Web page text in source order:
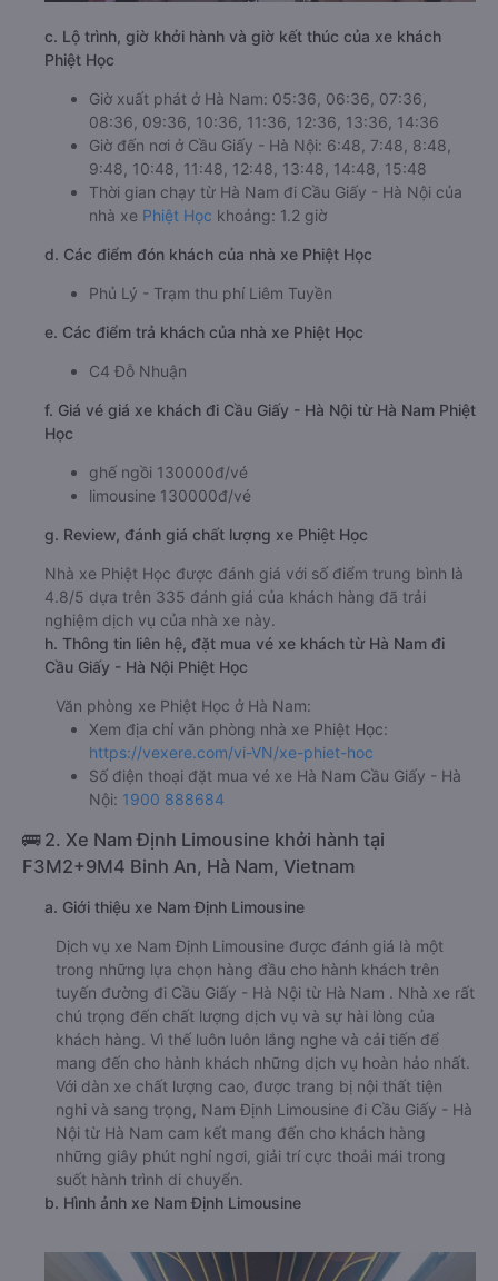
c. Lộ trình, giờ khởi hành và giờ kết thúc của xe khách
Phiệt Học
Giờ xuất phát ở Hà Nam: 05:36, 06:36, 07:36,
08:36, 09:36, 10:36, 11:36, 12:36, 13:36, 14:36
Giờ đến nơi ở Cầu Giấy - Hà Nội: 6:48, 7:48, 8:48,
9:48, 10:48, 11:48, 12:48, 13:48, 14:48, 15:48
Thời gian chạy từ Hà Nam đi Cầu Giấy - Hà Nội của
nhà xe Phiệt Học khoảng: 1.2 giờ
d. Các điểm đón khách của nhà xe Phiệt Học
Phủ Lý - Trạm thu phí Liêm Tuyền
e. Các điểm trả khách của nhà xe Phiệt Học
C4 Đỗ Nhuận
f. Giá vé giá xe khách đi Cầu Giấy - Hà Nội từ Hà Nam Phiệt
Học
ghế ngồi 130000đ/vé
limousine 130000đ/vé
g. Review, đánh giá chất lượng xe Phiệt Học
Nhà xe Phiệt Học được đánh giá với số điểm trung bình là
4.8/5 dựa trên 335 đánh giá của khách hàng đã trải
nghiệm dịch vụ của nhà xe này.
h. Thông tin liên hệ, đặt mua vé xe khách từ Hà Nam đi
Cầu Giấy - Hà Nội Phiệt Học
Văn phòng xe Phiệt Học ở Hà Nam:
Xem địa chỉ văn phòng nhà xe Phiệt Học:
https://vexere.com/vi-VN/xe-phiet-hoc
Số điện thoại đặt mua vé xe Hà Nam Cầu Giấy - Hà
Nội: 1900 888684
🚌 2. Xe Nam Định Limousine khởi hành tại
F3M2+9M4 Binh An, Hà Nam, Vietnam
a. Giới thiệu xe Nam Định Limousine
Dịch vụ xe Nam Định Limousine được đánh giá là một
trong những lựa chọn hàng đầu cho hành khách trên
tuyến đường đi Cầu Giấy - Hà Nội từ Hà Nam . Nhà xe rất
chú trọng đến chất lượng dịch vụ và sự hài lòng của
khách hàng. Vì thế luôn luôn lắng nghe và cải tiến để
mang đến cho hành khách những dịch vụ hoàn hảo nhất.
Với dàn xe chất lượng cao, được trang bị nội thất tiện
nghi và sang trọng, Nam Định Limousine đi Cầu Giấy - Hà
Nội từ Hà Nam cam kết mang đến cho khách hàng
những giây phút nghỉ ngơi, giải trí cực thoải mái trong
suốt hành trình di chuyển.
b. Hình ảnh xe Nam Định Limousine